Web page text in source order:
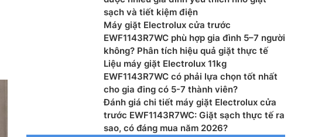
Chương trình giặt: 13 chương trình
Cách điều khiển: Núm xoay, nút nhấn kết hợp màn hình LED
Chất liệu lồng giặt: Thép không gỉ
Cài đặt hẹn giờ: Có
Kích thước(RxCxS): 600 x 850 x 659 mm
sạch và tiết kiệm điện
Máy giặt Electrolux cửa trước
EWF1143R7WC phù hợp gia đình 5–7 người
không? Phân tích hiệu quả giặt thực tế
Liệu máy giặt Electrolux 11kg
EWF1143R7WC có phải lựa chọn tốt nhất
cho gia đing có 5-7 thành viên?
Đánh giá chi tiết máy giặt Electrolux cửa
trước EWF1143R7WC: Giặt sạch thực tế ra
sao, có đáng mua năm 2026?